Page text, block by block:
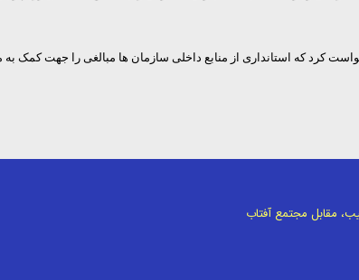
کرد که استانداری از منابع داخلی سازمان ها مبالغی را جهت کمک
مقابل مجتمع آفتاب